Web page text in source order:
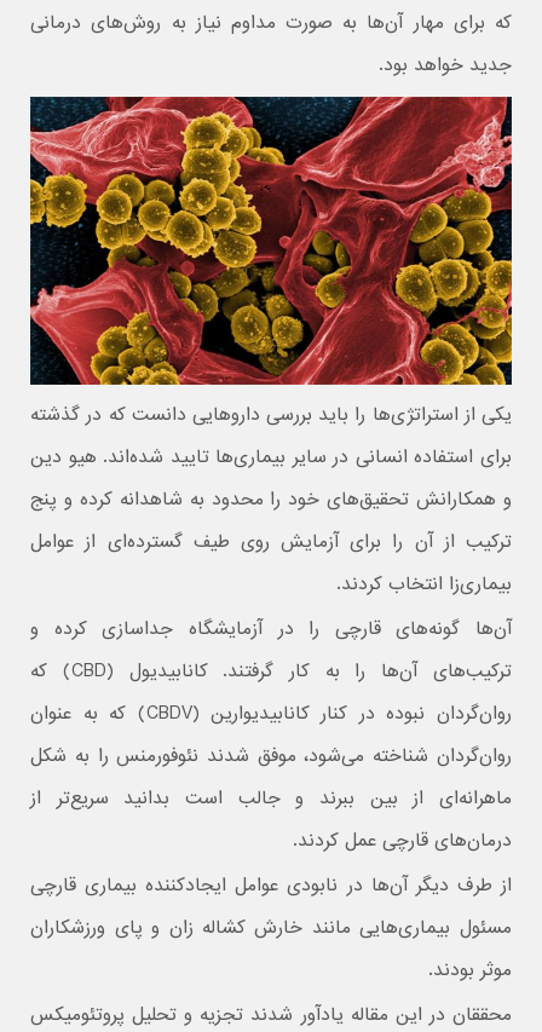
که برای مهار آن‌ها به صورت مداوم نیاز به روش‌های درمانی
جدید خواهد بود.
یکی از استراتژی‌ها را باید بررسی داروهایی دانست که در گذشته
برای استفاده انسانی در سایر بیماری‌ها تایید شده‌اند. هیو دین
و همکارانش تحقیق‌های خود را محدود به شاهدانه کرده و پنج
ترکیب از آن را برای آزمایش روی طیف گسترده‌ای از عوامل
بیماری‌زا انتخاب کردند.
آن‌ها گونه‌های قارچی را در آزمایشگاه جداسازی کرده و
ترکیب‌های آن‌ها را به کار گرفتند. کانابیدیول (CBD) که
روان‌گردان نبوده در کنار کانابیدیوارین (CBDV) که به عنوان
روان‌گردان شناخته می‌شود، موفق شدند نئوفورمنس را به شکل
ماهرانه‌ای از بین ببرند و جالب است بدانید سریع‌تر از
درمان‌های قارچی عمل کردند.
از طرف دیگر آن‌ها در نابودی عوامل ایجادکننده بیماری قارچی
مسئول بیماری‌هایی مانند خارش کشاله زان و پای ورزشکاران
موثر بودند.
محققان در این مقاله یادآور شدند تجزیه و تحلیل پروتئومیکس